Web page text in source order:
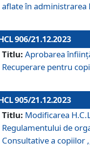
aflate în administrarea
906/21.12.2023
Titlu: Aprobarea
Recuperare pentru
905/21.12.2023
Titlu: Modificarea
Regulamentului de
Consultative a copiilor